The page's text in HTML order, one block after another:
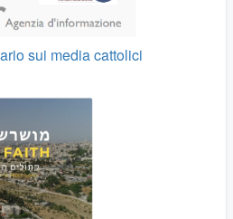
sui media cattolici